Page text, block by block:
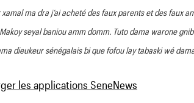
xamal ma dra j’ai acheté des faux parents et des faux
seyal baniou amm domm. Tuto dama warone
dieukeur sénégalais bi que fofou lay tabaski wé